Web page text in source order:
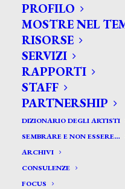
PROFILO
MOSTRE NEL
RISORSE
SERVIZI
RAPPORTI
STAFF
PARTNERSHIP
DIZIONARIO DEGLI ARTISTI
SEMBRARE E NON ESSERE…
ARCHIVI
CONSULENZE
FOCUS
CERCA TRA GLI
Search
for:
Boberg